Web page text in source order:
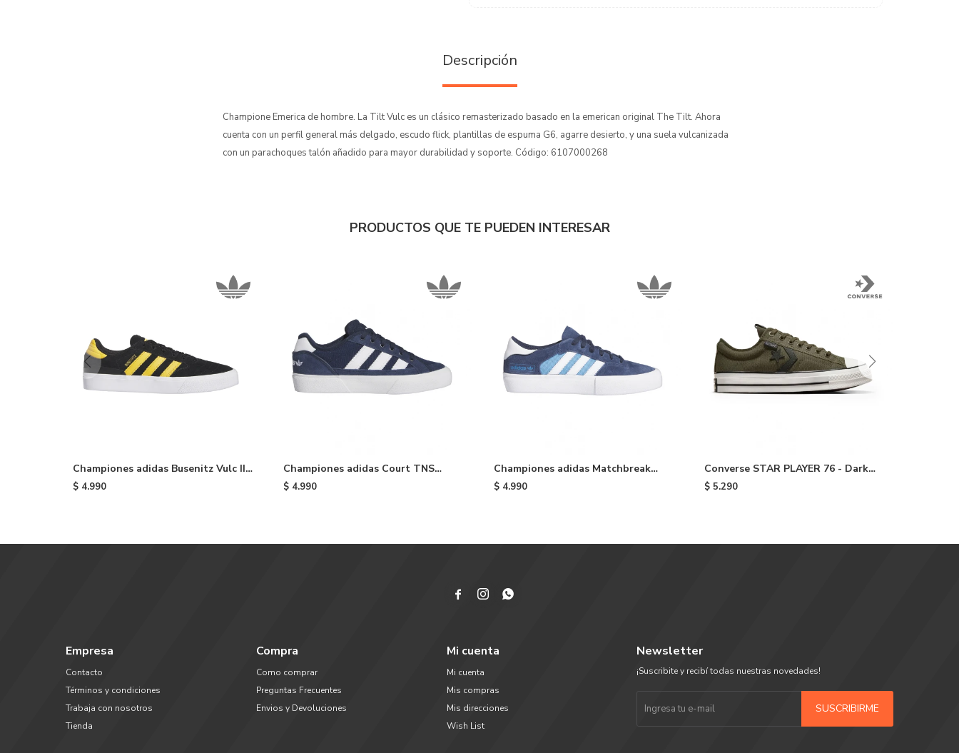
Descripción
Champione Emerica de hombre. La Tilt Vulc es un clásico remasterizado basado en la emerican original The Tilt. Ahora
cuenta con un perfil general más delgado, escudo flick, plantillas de espuma G6, agarre desierto, y una suela vulcanizada
con un parachoques talón añadido para mayor durabilidad y soporte. Código: 6107000268
PRODUCTOS QUE TE PUEDEN INTERESAR
Championes adidas Busenitz Vulc II -
Black
$ 4.990
Championes adidas Court TNS
Premiere - Blue
$ 4.990
Championes adidas Matchbreak
Super - Navy
$ 4.990
Converse STAR PLAYER 76 - Dark
Green
$ 5.290
Empresa
Contacto
Términos y condiciones
Trabaja con nosotros
Tienda
Compra
Como comprar
Preguntas Frecuentes
Envios y Devoluciones
Mi cuenta
Mi cuenta
Mis compras
Mis direcciones
Wish List
  
Newsletter
¡Suscribite y recibí todas nuestras novedades!
SUSCRIBIRME